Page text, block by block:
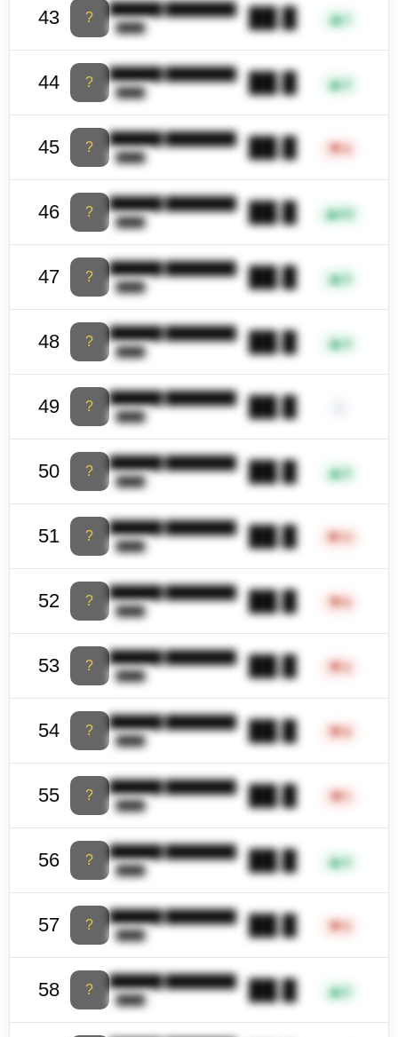
43 ?
██████ ████████
████ ██.█ ▲1
44 ?
██████ ████████
████ ██.█ ▲3
45 ?
██████ ████████
████ ██.█ ▼
46 ?
██████ ████████
████ ██.█ ▲62
47 ?
██████ ████████
████ ██.█ ▲4
48 ?
██████ ████████
████ ██.█ ▲4
49 ?
██████ ████████
████ ██.█
50 ?
██████ ████████
████ ██.█ ▲3
51 ?
██████ ████████
████ ██.█ ▼
52 ?
██████ ████████
████ ██.█ ▼6
53 ?
██████ ████████
████ ██.█ ▼
54 ?
██████ ████████
████ ██.█ ▼ 9
55 ?
██████ ████████
████ ██.█ ▼
56 ?
██████ ████████
████ ██.█ ▲3
57 ?
██████ ████████
████ ██.█ ▼
58 ?
██████ ████████
████ ██.█ ▲2